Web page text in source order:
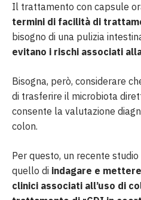
Il trattamento con capsule
termini di facilità di
bisogno di una pulizia
evitano i rischi associati
Bisogna, però, considerare
di trasferire il microbiota
consente la valutazione
colon.
Per questo, un recente
quello di indagare e
clinici associati all’uso di